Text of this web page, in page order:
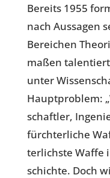
Bereits 1955
nach Aus­sa­gen
Berei­chen
ma­ßen
unter
Haupt­pro­blem:
schaft­ler,
fürch­ter­li­che
ter­lichste Waffe
schichte. Doch